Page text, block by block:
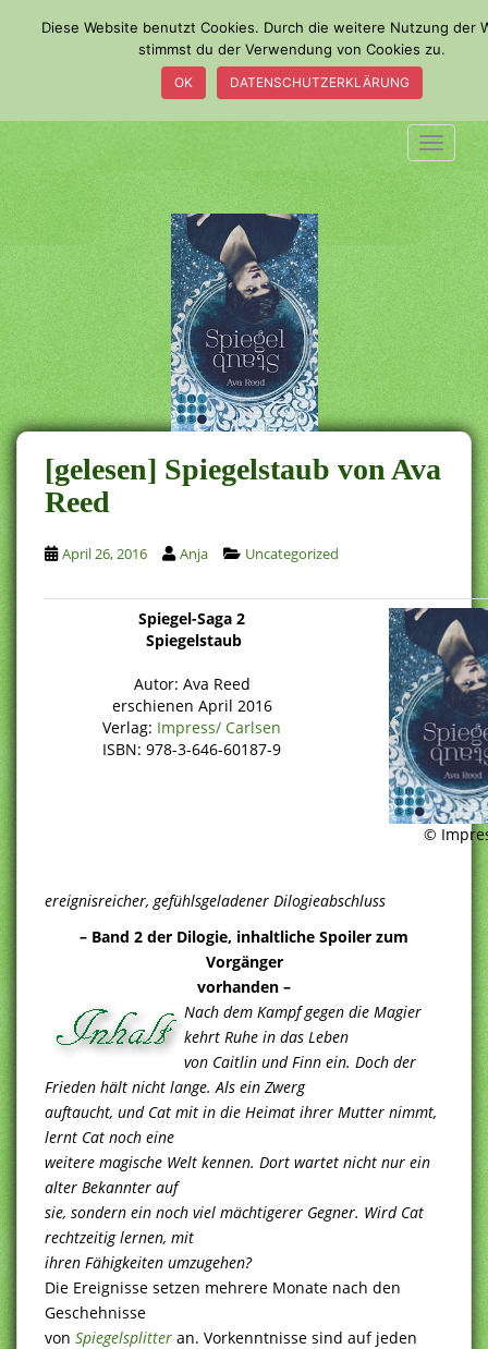
a
i
n
c
o
n
t
e
n
t
[gelesen] Spiegelstaub von Ava
Reed
April 26, 2016 Anja Uncategorized
Spiegel-Saga 2
Spiegelstaub
Autor: Ava Reed
erschienen April 2016
Verlag: Impress/ Carlsen
ISBN: 978-3-646-60187-9
©
ereignisreicher, gefühlsgeladener Dilogieabschluss
– Band 2 der Dilogie, inhaltliche Spoiler zum
Vorgänger
vorhanden –
Nach dem Kampf gegen die Magier
kehrt Ruhe in das Leben
von Caitlin und Finn ein. Doch der
Frieden hält nicht lange. Als ein Zwerg
auftaucht, und Cat mit in die Heimat ihrer Mutter nimmt,
lernt Cat noch eine
weitere magische Welt kennen. Dort wartet nicht nur ein
alter Bekannter auf
sie, sondern ein noch viel mächtigerer Gegner. Wird Cat
rechtzeitig lernen, mit
ihren Fähigkeiten umzugehen?
Die Ereignisse setzen mehrere Monate nach den
Geschehnisse
von Spiegelsplitter an. Vorkenntnisse sind auf jeden
Diese Website benutzt Cookies. Durch die weitere Nutzung der
stimmst du der Verwendung von Cookies zu.
OK DATENSCHUTZERKLÄRUNG